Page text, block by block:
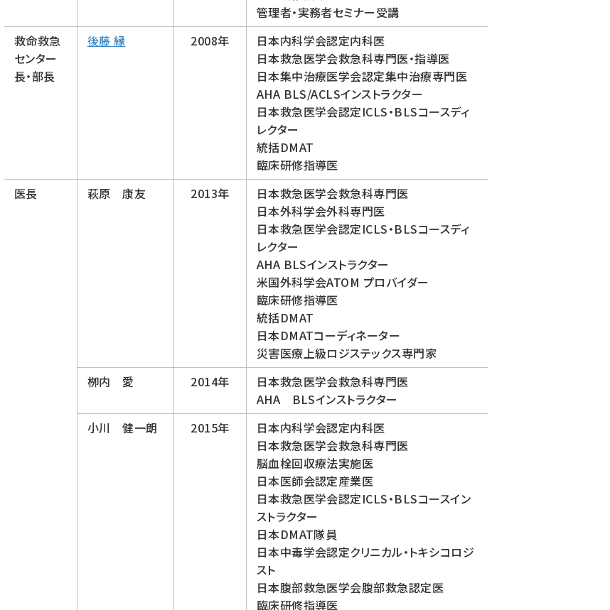
管理者・実務者セミナー受講
救命救急
センター
長・部長
後藤 縁 2008年
日本内科学会認定内科医
日本救急医学会救急科専門医・指導医
日本集中治療医学会認定集中治療専門医
AHA BLS/ACLSインストラクター
日本救急医学会認定ICLS・BLSコースディ
レクター
統括DMAT
臨床研修指導医
医長
萩原 康友 2013年
日本救急医学会救急科専門医
日本外科学会外科専門医
日本救急医学会認定ICLS・BLSコースディ
レクター
AHA BLSインストラクター
米国外科学会ATOM プロバイダー
臨床研修指導医
統括DMAT
日本DMATコーディネーター
災害医療上級ロジステックス専門家
栁内 愛
2014年
日本救急医学会救急科専門医
AHA BLSインストラクター
小川 健一朗
2015年
日本内科学会認定内科医
日本救急医学会救急科専門医
脳血栓回収療法実施医
日本医師会認定産業医
日本救急医学会認定ICLS・BLSコースイン
ストラクター
日本DMAT隊員
日本中毒学会認定クリニカル・トキシコロジ
スト
日本腹部救急医学会腹部救急認定医
臨床研修指導医